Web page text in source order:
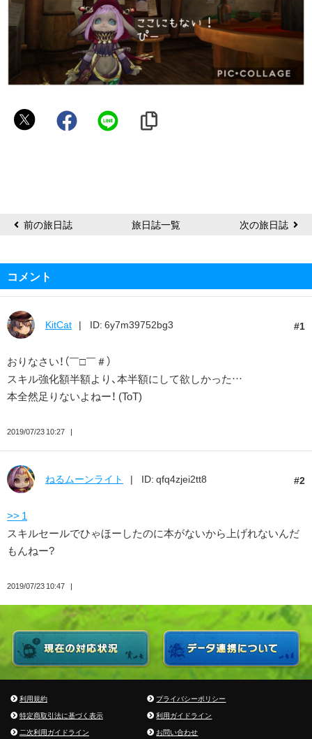
ね
イ 前の旅日誌 旅日誌一覧 次の旅日誌
コメント
1
KitCat ID: 6y7m39752bg3
おりなさい！（￣□￣＃）
スキル強化額半額より、本半額にして欲しかった…
本全然足りないよねー！ (ToT)
2019/07/23 10:27
2
ねるムーンライト ID: qfq4zjei2tt8
>> 1
スキルセールでひゃほーしたのに本がないから上げれないんだ
もんねー?
2019/07/23 10:47
利用規約
プライバシーポリシー
特定商取引法に基づく表示
利用ガイドライン
二次利用ガイドライン
お問い合わせ